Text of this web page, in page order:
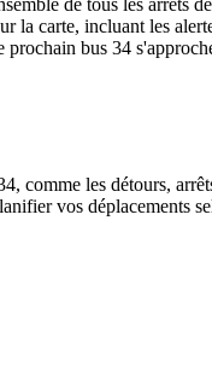
la carte, incluant les
bus 34
les détours,
vos déplacements